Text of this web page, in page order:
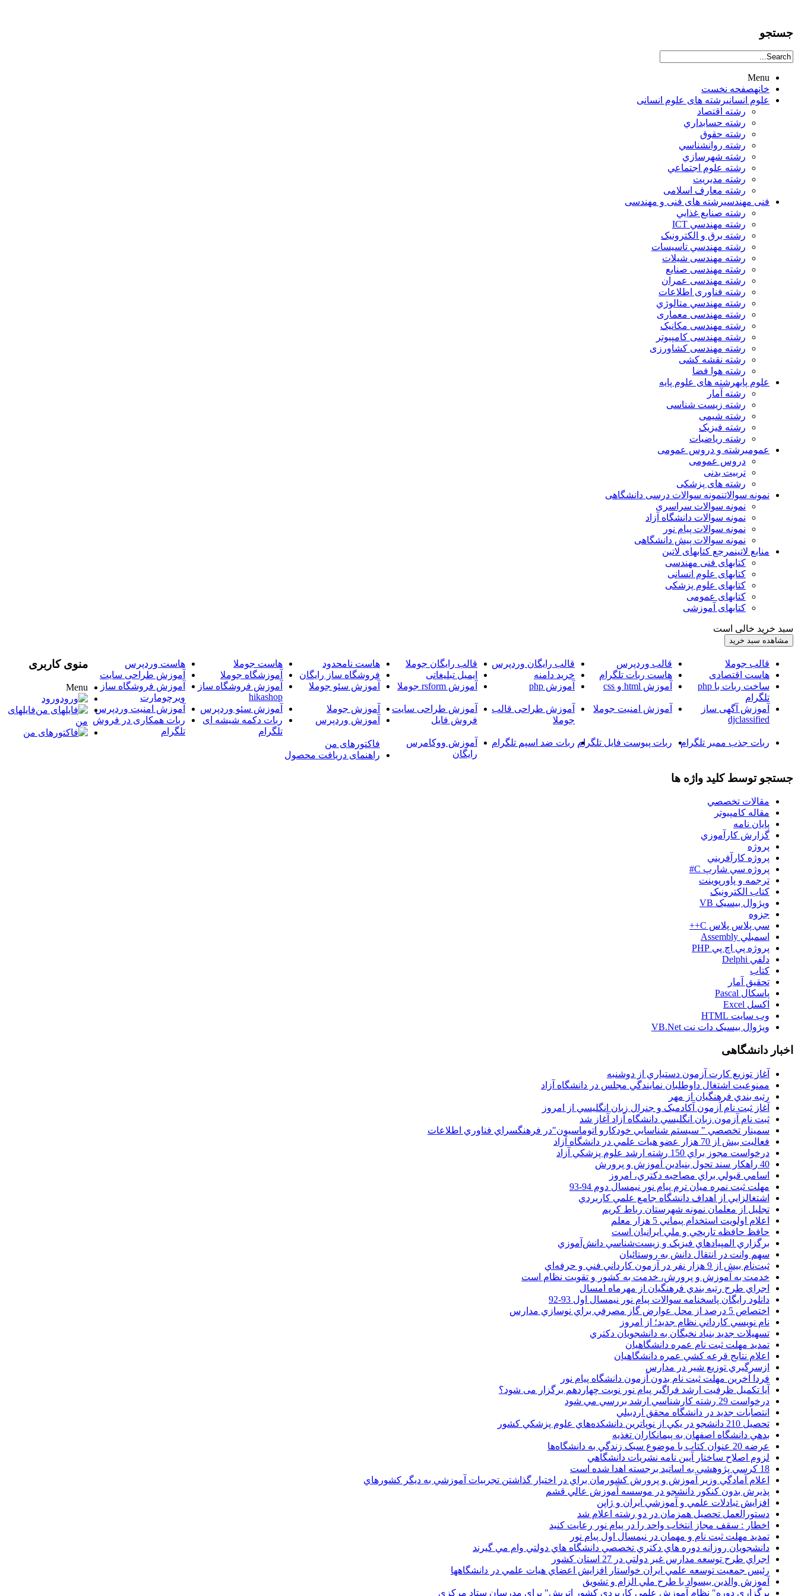
جستجو
Menu
خانهصفحه نخست
علوم انسانيرشته های علوم انسانی
رشته اقتصاد
رشته حسابداري
رشته حقوق
رشته روانشناسي
رشته شهرسازي
رشته علوم اجتماعي
رشته مديريت
رشته معارف اسلامی
فنی مهندسیرشته های فنی و مهندسی
رشته صنايع غذايي
رشته مهندسي ICT
رشته برق و الکترونيک
رشته مهندسي تاسيسات
رشته مهندسی شیلات
رشته مهندسی صنایع
رشته مهندسی عمران
رشته فناوری اطلاعات
رشته مهندسي متالوژي
رشته مهندسی معماری
رشته مهندسی مکانیک
رشته مهندسی کامپیوتر
رشته مهندسی کشاورزی
رشته نقشه کشی
رشته هوا فضا
علوم پایهرشته های علوم پایه
رشته آمار
رشته زیست شناسی
رشته شیمی
رشته فیزیک
رشته ریاضیات
عمومیرشته و دروس عمومی
دروس عمومی
تربیت بدنی
رشته های پزشکی
نمونه سوالاتنمونه سوالات درسی دانشگاهی
نمونه سوالات سراسری
نمونه سوالات دانشگاه آزاد
نمونه سوالات پیام نور
نمونه سوالات پیش دانشگاهی
منابع لاتینمرجع کتابهای لاتین
کتابهای فنی مهندسی
کتابهای علوم انسانی
کتابهای علوم پزشکی
کتابهای عمومی
کتابهای آموزشی
سبد خرید خالی است
قالب جوملا قالب وردپرس قالب رایگان وردپرس قالب رایگان جوملا هاست نامحدود هاست جوملا
هاست وردپرس
هاست اقتصادی
هاست ربات تلگرام خرید دامنه ایمیل تبلیغاتی فروشگاه ساز رایگان آموزشگاه جوملا
آموزش طراحی سایت
ساخت ربات با php
تلگرام
آموزش html و css آموزش php آموزش rsform جوملا آموزش سئو جوملا
آموزش فروشگاه ساز
hikashop
آموزش فروشگاه ساز
ویرچومارت
آموزش آگهی ساز
djclassified
آموزش امنیت جوملا
آموزش طراحی قالب
جوملا
آموزش طراحی سایت
فروش فایل
آموزش جوملا آموزش سئو وردپرس
آموزش امنیت وردپرس
آموزش وردپرس
ربات دکمه شیشه ای
تلگرام
ربات همکاری در فروش
تلگرام
ربات جذب ممبر تلگرام
ربات پیوست فایل تلگرام ربات ضد اسپم تلگرام
آموزش ووکامرس
رایگان
منوی کاربری
Menu
ورود
فایلهای
من
فاکتورهای من
راهنمای دریافت محصول
جستجو توسط کلید واژه ها
مقالات تخصصي
مقاله کامپیوتر
پایان نامه
گزارش کارآموزي
پروژه
پروژه کارآفريني
پروژه سي شارپ C#
ترجمه و پاورپوينت
کتاب الکترونيک
ويژوال بيسيک VB
جزوه
سي پلاس پلاس C++
اسمبلي Assembly
پروژه پي اچ پي PHP
دلفي Delphi
کتاب
تحقيق آمار
پاسکال Pascal
اکسل Excel
وب سايت HTML
ويژوال بيسيک دات نت VB.Net
اخبار دانشگاهی
آغاز توزيع کارت آزمون دستياري از دوشنبه
ممنوعيت اشتغال داوطلبان نمايندگي مجلس در دانشگاه آزاد
رتبه بندي فرهنگيان از مهر
آغاز ثبت نام آزمون آکادميک و جنرال زبان انگليسي از امروز
ثبت نام آزمون زبان انگليسي دانشگاه آزاد آغاز شد
سمينار تخصصي " سيستم شناسايي خودکارو اتوماسيون"در فرهنگسراي فناوري اطلاعات
فعاليت بيش از 70 هزار عضو هيات علمي در دانشگاه آزاد
درخواست مجوز براي 150 رشته ارشد علوم پزشکي آزاد
40 راهکار سند تحول بنيادين آموزش و پرورش
اسامي قبولي براي مصاحبه دکتري، امروز
مهلت ثبت نمره میان ترم پیام نور نیمسال دوم 94-93
اشتغالزايي از اهداف دانشگاه جامع علمي کاربردي
تجليل از معلمان نمونه شهرستان رباط کريم
اعلام اولويت استخدام پيماني 5 هزار معلم
حافظ حافظه تاريخي و ملي ايرانيان است
برگزاري المپيادهاي فيزيک و زيست‌شناسي دانش‌آموزي
سهم وانت در انتقال دانش به روستائيان
ثبت‌نام بيش از 9 هزار نفر در آزمون کارداني فني و حرفه‌اي
خدمت به آموزش و پرورش، خدمت به کشور و تقويت نظام است
اجراي طرح رتبه بندي فرهنگيان از مهرماه امسال
دانلود رایگان پاسخنامه سوالات پیام نور نیمسال اول 93-92
اختصاص 5 درصد از محل عوارض گاز مصرفي براي نوسازي مدارس
نام نويسي کارداني نظام جديد؛ از امروز
تسهيلات جديد بنياد نخبگان به دانشجويان دکتري
تمديد مهلت ثبت نام عمره دانشگاهيان
اعلام نتايج قرعه کشي عمره دانشگاهيان
ازسرگيري توزيع شير در مدارس
فردا آخرین مهلت ثبت نام بدون آزمون دانشگاه پیام نور
آیا تکمیل ظرفیت ارشد فراگیر پیام نور نوبت چهاردهم برگزار می شود؟
درخواست 29 رشته کارشناسي ارشد بررسي مي شود
انتصابات جديد در دانشگاه محقق اردبيلي
تحصيل 210 دانشجو در يکي از نوپاترين دانشکده‌هاي علوم پزشکي کشور
بدهي دانشگاه اصفهان به پيمانکاران تغذيه
عرضه 20 عنوان کتاب با موضوع سبک زندگي به دانشگاه‌ها
لزوم اصلاح ساختار آيين نامه نشريات دانشگاهي
18 کرسي پژوهشي به اساتيد برجسته اهدا شده است
اعلام آمادگي وزير آموزش و پرورش کشورمان براي در اختيار گذاشتن تجربيات آموزشي به ديگر کشورهاي
پذيرش بدون کنکور دانشجو در موسسه آموزش عالي قشم
افزايش تبادلات علمي و آموزشي ايران و ژاپن
دستورالعمل تحصیل همزمان در دو رشته اعلام شد
اخطار : سقف مجاز انتخاب واحد را در پیام نور رعایت کنید
تمدید مهلت ثبت نام و مهمان در نیمسال اول پیام نور
دانشجويان روزانه دوره هاي دكتري تخصصي دانشگاه هاي دولتي وام مي گيرند
اجراي طرح توسعه مدارس غير دولتي در 27 استان کشور
رئيس جمعيت توسعه علمي ايران خواستار افزايش اعضاي هيات علمي در دانشگاهها
آموزش والدين بيسواد با طرح ملي الزام و تشويق
برگزاري دوره" نظام آموزش علمي كاربردي كشور اتريش" براي مدرسان ستاد مرکزي